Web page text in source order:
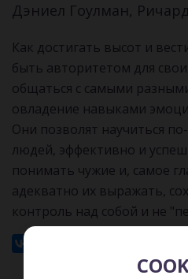
Дэниел Гоулман,
Как достигать высот и
быть авторитетом для
общаться с самыми
овладение навыками
Они позволят научиться
людей, эффективно и
понимать чужие и, самое
адекватно их выражать,
контроль над собой и не